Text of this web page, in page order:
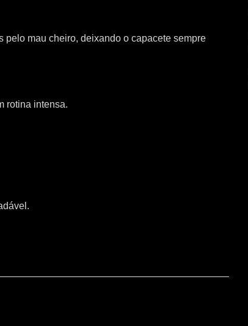
mau cheiro, deixando o capacete sempre
rotina intensa.